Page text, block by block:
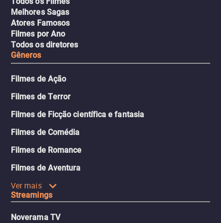
Melhores Sagas
Atores Famosos
Filmes por Ano
Todos os diretores
Gêneros
Filmes de Ação
Filmes de Terror
Filmes de Ficção científica e fantasia
Filmes de Comédia
Filmes de Romance
Filmes de Aventura
Ver mais
Streamings
Noverama TV